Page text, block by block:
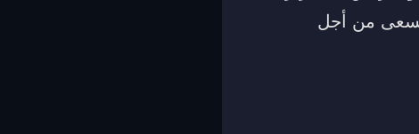
يسعى من أجل